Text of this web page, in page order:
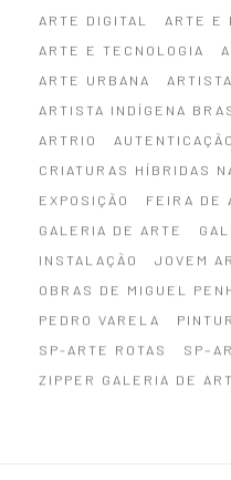
ARTE DIGITAL
ARTE E
ARTE E TECNOLOGIA
ARTE URBANA
ARTISTA INDÍGENA
ARTRIO
CRIATURAS HÍBRIDAS
EXPOSIÇÃO
FEIRA DE
GALERIA DE ARTE
INSTALAÇÃO
JOVEM
OBRAS DE MIGUEL
PEDRO VARELA
SP-ARTE ROTAS
ZIPPER GALERIA DE